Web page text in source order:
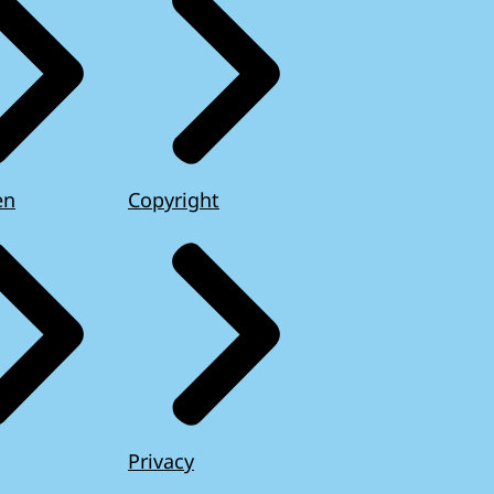
Copyright
Privacy